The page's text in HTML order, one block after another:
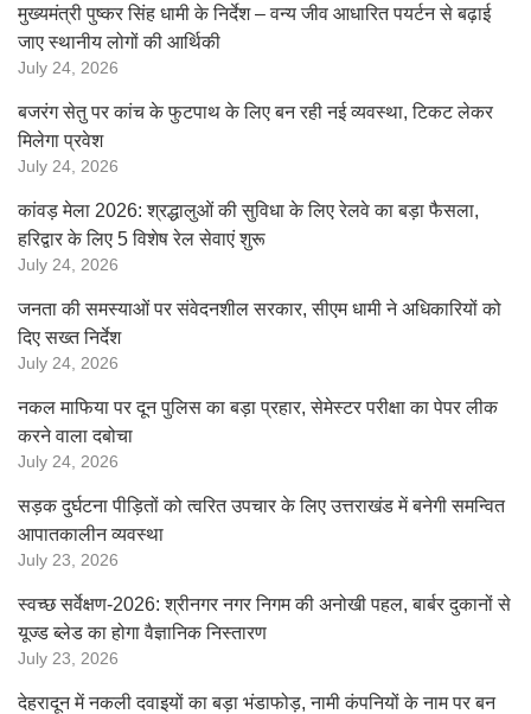
मुख्यमंत्री पुष्कर सिंह धामी के निर्देश – वन्य जीव आधारित पयर्टन से बढ़ाई
जाए स्थानीय लोगों की आर्थिकी
July 24, 2026
बजरंग सेतु पर कांच के फुटपाथ के लिए बन रही नई व्यवस्था, टिकट लेकर
मिलेगा प्रवेश
July 24, 2026
कांवड़ मेला 2026: श्रद्धालुओं की सुविधा के लिए रेलवे का बड़ा फैसला,
हरिद्वार के लिए 5 विशेष रेल सेवाएं शुरू
July 24, 2026
जनता की समस्याओं पर संवेदनशील सरकार, सीएम धामी ने अधिकारियों को
दिए सख्त निर्देश
July 24, 2026
नकल माफिया पर दून पुलिस का बड़ा प्रहार, सेमेस्टर परीक्षा का पेपर लीक
करने वाला दबोचा
July 24, 2026
सड़क दुर्घटना पीड़ितों को त्वरित उपचार के लिए उत्तराखंड में बनेगी समन्वित
आपातकालीन व्यवस्था
July 23, 2026
स्वच्छ सर्वेक्षण-2026: श्रीनगर नगर निगम की अनोखी पहल, बार्बर दुकानों से
यूज्ड ब्लेड का होगा वैज्ञानिक निस्तारण
July 23, 2026
देहरादून में नकली दवाइयों का बड़ा भंडाफोड़, नामी कंपनियों के नाम पर बन